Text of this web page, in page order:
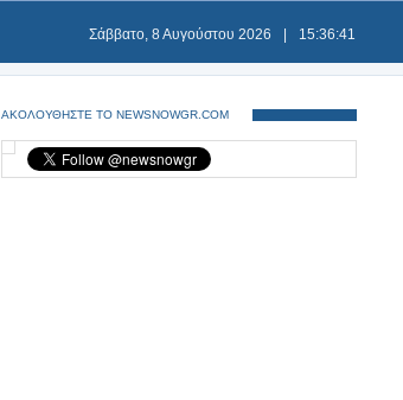
Σάββατο, 8 Αυγούστου 2026 15:36:42
ΑΚΟΛΟΥΘΗΣΤΕ ΤΟ NEWSNOWGR.COM